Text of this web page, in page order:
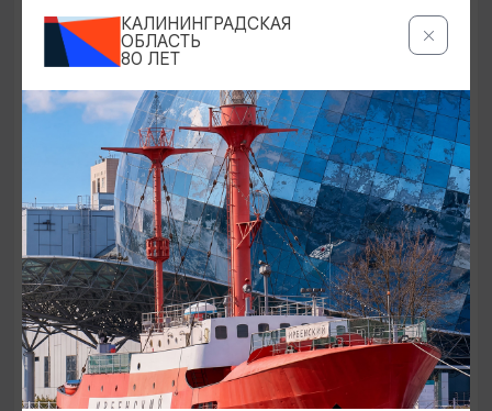
ЭКСКУРСИИ УЧРЕЖДЕНИЙ КУЛЬТУРЫ
Аудиоспектакль «Истории Куршской
косы»
01.02.2026 - 31.12.2026, 13:00
Куршская коса
ОТ 2500₽
КАЛИНИНГРАДСКАЯ
ОБЛАСТЬ
80 ЛЕТ